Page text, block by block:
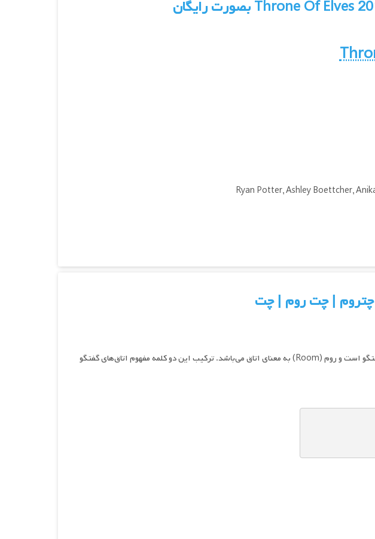
چتروم | چت روم | چت
چت Chat)) همان گونه که در لغت می‌دانید به معنای گفتگو است و روم (Room) به معنای اتاق می‌باشد. ترکیب این دو کلمه مفهوم اتاق‌های گفتگو